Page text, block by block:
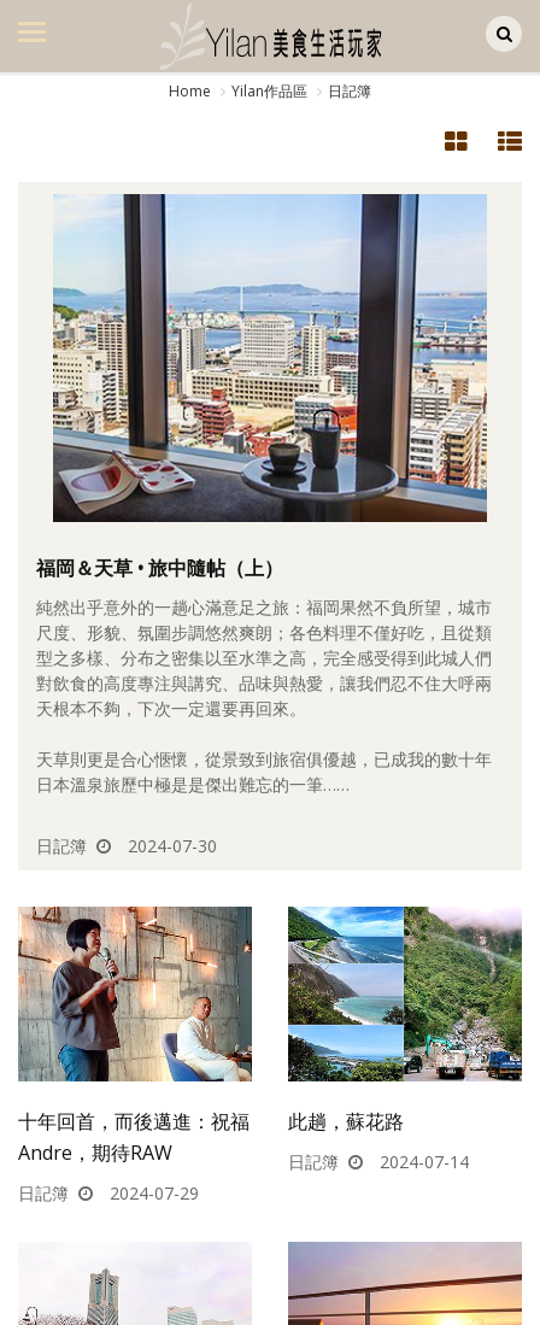
美食集
旅遊集
旅遊美食集
生活風
書房集
日記簿
餐桌週記
享樂隨手拍
照相簿
影音區
創意出版服務
歷史區
關於Yilan
媒體報導一覽
合作與代言
訂閱電子報
Home Yilan作品區 日記簿
福岡＆天草 • 旅中隨帖（上）
純然出乎意外的一趟心滿意足之旅：福岡果然不負所望，城市
尺度、形貌、氛圍步調悠然爽朗；各色料理不僅好吃，且從類
型之多樣、分布之密集以至水準之高，完全感受得到此城人們
對飲食的高度專注與講究、品味與熱愛，讓我們忍不住大呼兩
天根本不夠，下次一定還要再回來。
天草則更是合心愜懷，從景致到旅宿俱優越，已成我的數十年
日本溫泉旅歷中極是是傑出難忘的一筆……
日記簿 2024-07-30
十年回首，而後邁進：祝福
Andre，期待RAW
日記簿 2024-07-29
此趟，蘇花路
日記簿 2024-07-14